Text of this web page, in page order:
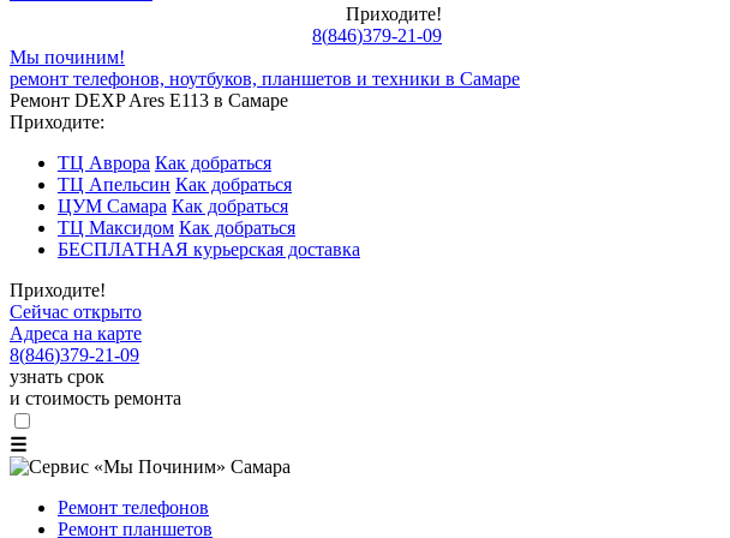
Приходите!
8(846)379-21-09
Мы починим!
ремонт телефонов, ноутбуков, планшетов и техники в Самаре
Ремонт DEXP Ares E113 в Самаре
Приходите:
ТЦ Аврора Как добраться
ТЦ Апельсин Как добраться
ЦУМ Самара Как добраться
ТЦ Максидом Как добраться
БЕСПЛАТНАЯ курьерская доставка
Приходите!
Сейчас открыто
Адреса на карте
8(846)379-21-09
узнать срок
и стоимость ремонта
☰
Ремонт телефонов
Ремонт планшетов